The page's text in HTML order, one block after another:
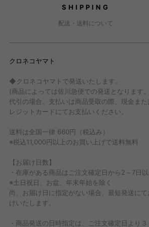
SHIPPING
配送・送料について
クロネコヤマト
◆クロネコヤマトで発送いたします。
(商品によっては佐川急便での発送となります。
代引の場合、支払いは商品受取の際、現金また
レジットカードにてお支払いください。
送料は全国一律 660円（税込み）
※税込11,000円以上のお買い上げで送料無料
【お届け日数】
・在庫がある商品はご注文確定日から2～7日
※土日祝日、お盆、年末年始を除く
尚、お届け日に指定がない場合、最短発送にて
けいたします。
・商品発送の日時指定は、ご注文確定日より